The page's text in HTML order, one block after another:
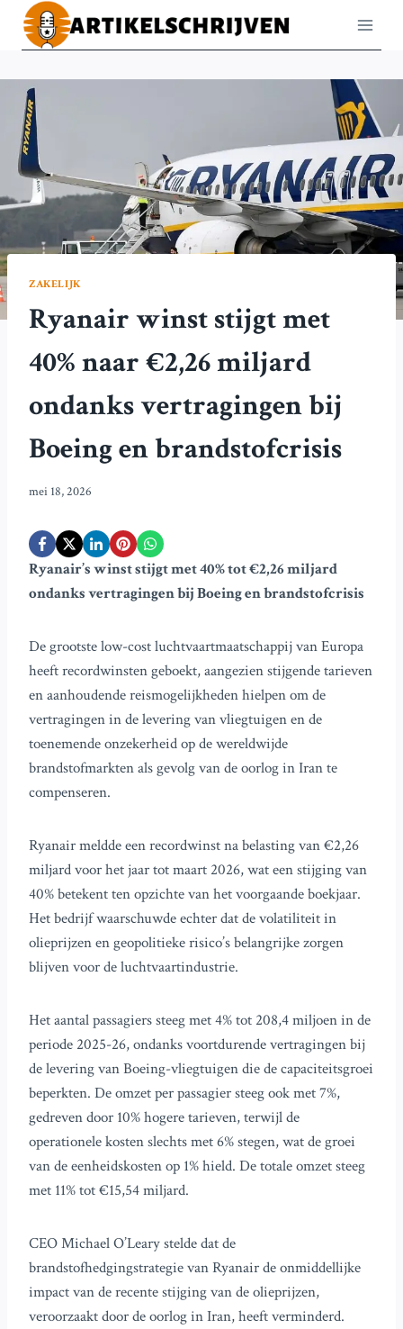
Doorgaan
naar
ZAKELIJK
Ryanair winst stijgt met
40% naar €2,26 miljard
ondanks vertragingen bij
Boeing en brandstofcrisis
mei 18, 2026
Ryanair’s winst stijgt met 40% tot €2,26 miljard
ondanks vertragingen bij Boeing en brandstofcrisis
De grootste low-cost luchtvaartmaatschappij van Europa
heeft recordwinsten geboekt, aangezien stijgende tarieven
en aanhoudende reismogelijkheden hielpen om de
vertragingen in de levering van vliegtuigen en de
toenemende onzekerheid op de wereldwijde
brandstofmarkten als gevolg van de oorlog in Iran te
compenseren.
Ryanair meldde een recordwinst na belasting van €2,26
miljard voor het jaar tot maart 2026, wat een stijging van
40% betekent ten opzichte van het voorgaande boekjaar.
Het bedrijf waarschuwde echter dat de volatiliteit in
olieprijzen en geopolitieke risico’s belangrijke zorgen
blijven voor de luchtvaartindustrie.
Het aantal passagiers steeg met 4% tot 208,4 miljoen in de
periode 2025-26, ondanks voortdurende vertragingen bij
de levering van Boeing-vliegtuigen die de capaciteitsgroei
beperkten. De omzet per passagier steeg ook met 7%,
gedreven door 10% hogere tarieven, terwijl de
operationele kosten slechts met 6% stegen, wat de groei
van de eenheidskosten op 1% hield. De totale omzet steeg
met 11% tot €15,54 miljard.
CEO Michael O’Leary stelde dat de
brandstofhedgingstrategie van Ryanair de onmiddellijke
impact van de recente stijging van de olieprijzen,
veroorzaakt door de oorlog in Iran, heeft verminderd.